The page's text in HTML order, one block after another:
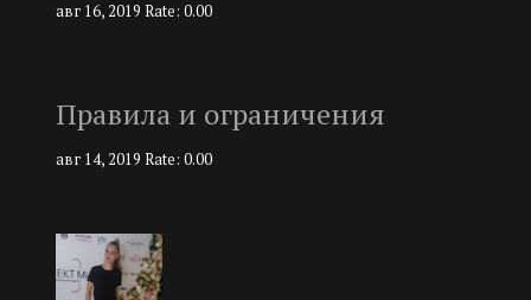
авг 16, 2019 Rate: 0.00
Правила и ограничения
авг 14, 2019 Rate: 0.00